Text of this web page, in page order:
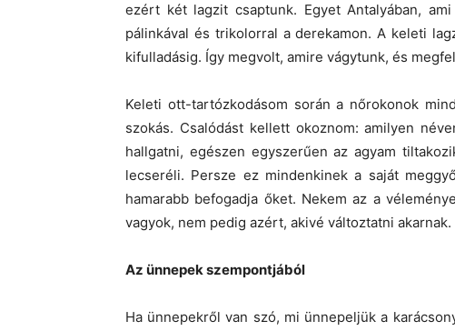
ezért két lagzit csaptunk. Egyet Antalyában,
pálinkával és trikolorral a derekamon. A keleti
kifulladásig. Így megvolt, amire vágytunk, és
Keleti ott-tartózkodásom során a nőrokonok
szokás. Csalódást kellett okoznom: amilyen
hallgatni, egészen egyszerűen az agyam
lecseréli. Persze ez mindenkinek a saját
hamarabb befogadja őket. Nekem az a
vagyok, nem pedig azért, akivé változtatni akarnak.
Az ünnepek szempontjából
Ha ünnepekről van szó, mi ünnepeljük a